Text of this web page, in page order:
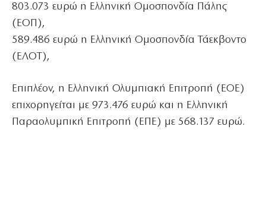
803.073 ευρώ η Ελληνική Ομοσπονδία Πάλης
(ΕΟΠ),
589.486 ευρώ η Ελληνική Ομοσπονδία Τάεκβοντο
(ΕΛΟΤ),
Επιπλέον, η Ελληνική Ολυμπιακή Επιτροπή (ΕΟΕ)
επιχορηγείται με 973.476 ευρώ και η Ελληνική
Παραολυμπική Επιτροπή (ΕΠΕ) με 568.137 ευρώ.